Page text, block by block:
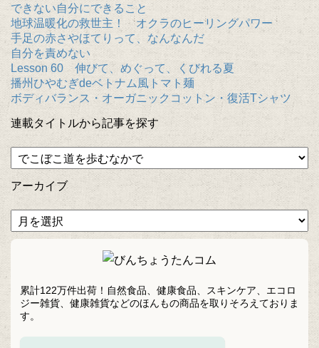
できない自分にできること
地球温暖化の救世主！ オクラのヒーリングパワー
手足の赤さやほてりって、なんなんだ
自分を責めない
Lesson 60 伸びて、めぐって、くびれる夏
播州ひやむぎdeベトナム風トマト麺
ボディバランス・オーガニックコットン・復活Tシャツ
連載タイトルから記事を探す
アーカイブ
累計122万件出荷！自然食品、健康食品、スキンケア、エコロ
ジー雑貨、健康雑貨などのほんもの商品を取りそろえておりま
す。